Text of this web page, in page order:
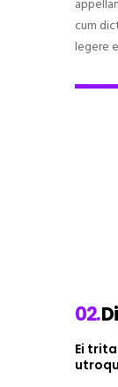
cum
legere
02.
Ei